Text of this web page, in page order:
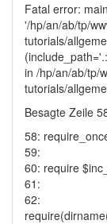
Fatal error:
'/hp/an/ab/tp/
tutorials/
in /hp/an/ab/tp/
tutorials/
Besagte Zeile
58:
59:
60: require
61:
62: